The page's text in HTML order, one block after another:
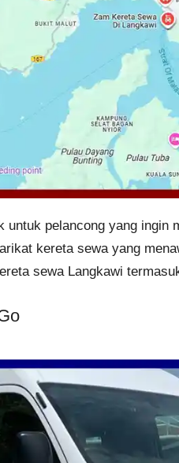
pelancong yang ingin
kereta sewa yang
sewa Langkawi